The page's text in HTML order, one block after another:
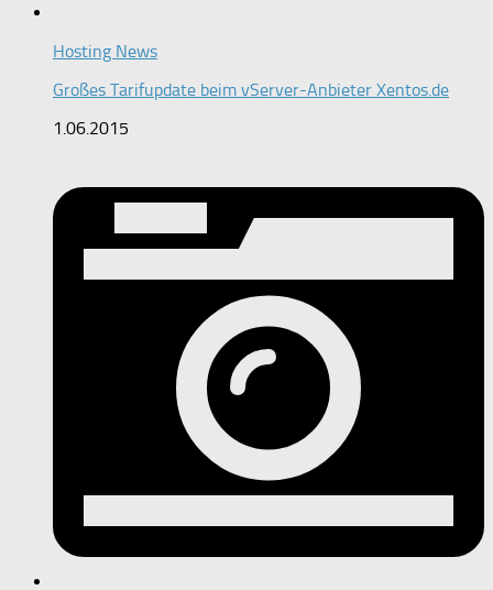
Hosting News
Großes Tarifupdate beim vServer-Anbieter Xentos.de
1.06.2015